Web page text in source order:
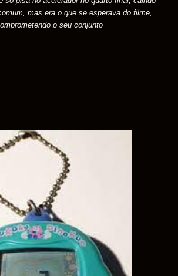
mas era o que se esperava do filme,
o seu conjunto